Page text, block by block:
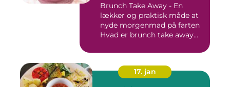
Brunch Take Away - En
lækker og praktisk måde at
nyde morgenmad på farten
Hvad er brunch take away...
17. jan